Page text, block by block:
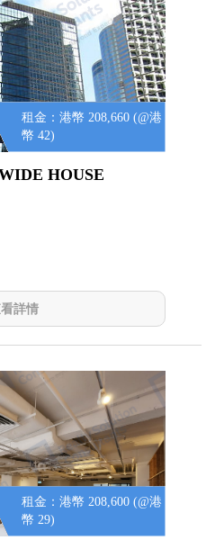
租金：港幣 208,660 (@港
幣 42)
HOUSE
詳情
租金：港幣 208,600 (@港
幣 29)